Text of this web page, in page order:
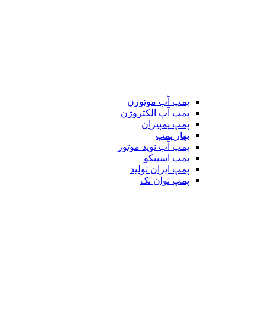
پمپ آب موتوژن
پمپ آب الکتروژن
پمپ پمپیران
بهار پمپ
پمپ آب نوید موتور
پمپ اسپیکو
پمپ ایران تولید
پمپ توان تک